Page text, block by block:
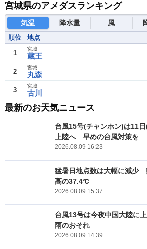
宮城県のアメダスランキング
気温 降水量 風
順位 地点
1 蔵王
宮城
2 丸森
宮城
3 古川
宮城
最新のお天気ニュース
台風15号(チャンホン)は11
上陸へ 早めの台風対策を
2026.08.09 16:23
猛暑日地点数は大幅に減少
高の37.4℃
2026.08.09 15:37
台風13号は今夜中国大陸に
雨のおそれ
2026.08.09 14:39